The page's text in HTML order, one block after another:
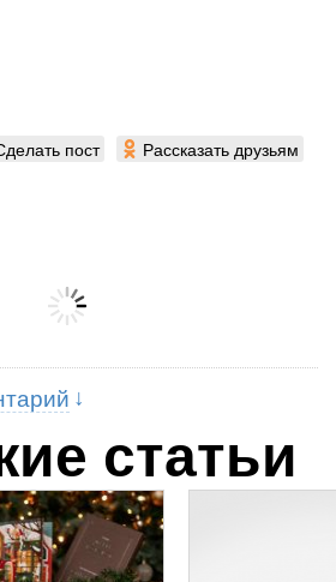
пост Рассказать друзьям
статьи